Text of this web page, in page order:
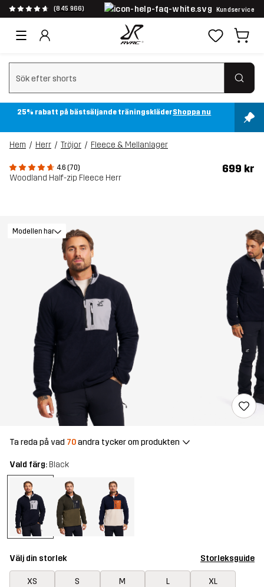
(845 966) Kundservice
Rensa sök
25% rabatt på bästsäljande träningskläderShoppa nu
Hem Herr Tröjor Fleece & Mellanlager
4.6 (70)
Woodland Half-zip Fleece Herr
699 kr
Modellen har
Ta reda på vad 70andra tycker om produkten
Vald färg: Black
Välj din storlek Storleksguide
XS S M L XL